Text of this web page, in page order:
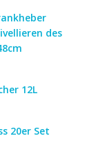
des
12L
20er Set